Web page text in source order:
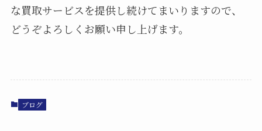
な買取サービスを提供し続けてまいりますので、
どうぞよろしくお願い申し上げます。
ブログ